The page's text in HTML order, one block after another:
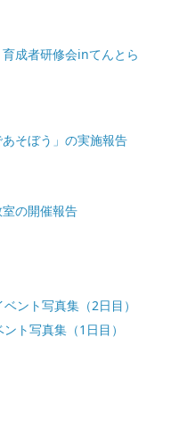
成者研修会inてんとら
そぼう」の実施報告
の開催報告
ント写真集（2日目）
ト写真集（1日目）